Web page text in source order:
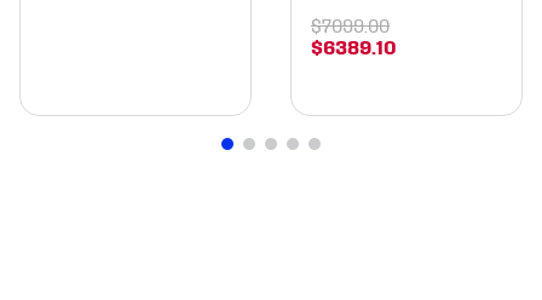
$6389.10
$7099.00